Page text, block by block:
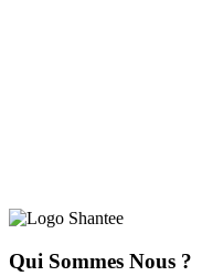
Qui Sommes Nous ?